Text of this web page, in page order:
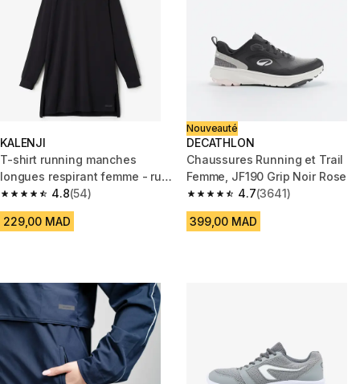
KALENJI
T-shirt running manches
longues respirant femme - run
dry 100 noir
4.8
4.8 out of 5 stars from 54 reviews
(54)
229,00 MAD
Nouveauté
DECATHLON
Chaussures Running et Trail
Femme, JF190 Grip Noir Rose
4.7
4.7 out of 5 stars from 3641
(3641)
399,00 MAD